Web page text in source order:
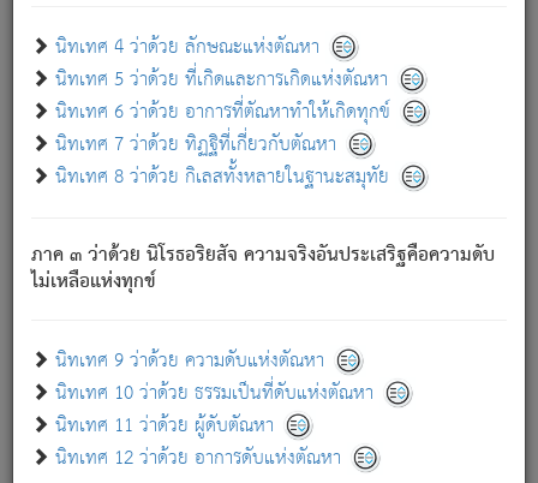
นิทเทศ 4 ว่าด้วย ลักษณะแห่งตัณหา
นิทเทศ 5 ว่าด้วย ที่เกิดและการเกิดแห่งตัณหา
นิทเทศ 6 ว่าด้วย อาการที่ตัณหาทำให้เกิดทุกข์
นิทเทศ 7 ว่าด้วย ทิฏฐิที่เกี่ยวกับตัณหา
นิทเทศ 8 ว่าด้วย กิเลสทั้งหลายในฐานะสมุทัย
ภาค ๓ ว่าด้วย นิโรธอริยสัจ ความจริงอันประเสริฐคือความดับ
ไม่เหลือแห่งทุกข์
นิทเทศ 9 ว่าด้วย ความดับแห่งตัณหา
นิทเทศ 10 ว่าด้วย ธรรมเป็นที่ดับแห่งตัณหา
นิทเทศ 11 ว่าด้วย ผู้ดับตัณหา
นิทเทศ 12 ว่าด้วย อาการดับแห่งตัณหา
อย่างนี้อยู่; เขาย่อมละภวตัณหาได้ และไม่เพลิดเพลินวิภวตัณหา
ด้วย.
ความดับเพราะความสำรอกไม่เหลือ (แห่งภพทั้งหลาย)
เพราะความสิ้นไปแห่งตัณหาโดยประการทั้งปวง นั้นคือ
นิพพาน.
ภพใหม่ย่อมไม่มีแก่ภิกษุนั้น ผู้ดับเย็นสนิทแล้ว เพราะไม่มี
ภิกษุนั้น เป็นผู้ครอบงำมารได้แล้ว ชนะสงครามแล้ว ก้าวล่วง
ภพทั้งหลายทั้งปวงได้แล้ว เป็นผู้คงที่ (คือไม่เปลี่ยนแปลงอีกต่อ
- อุ.ขุ. ๒๕/๑๒๑/๘๔.
(ข้อความนี้ เป็นพระพุทธอุทานที่ทรงเปล่งออก ที่โคนต้นโพธิ์
เป็นที่ตรัสรู้ เมื่อตรัสรู้แล้วได้ 7 วัน)